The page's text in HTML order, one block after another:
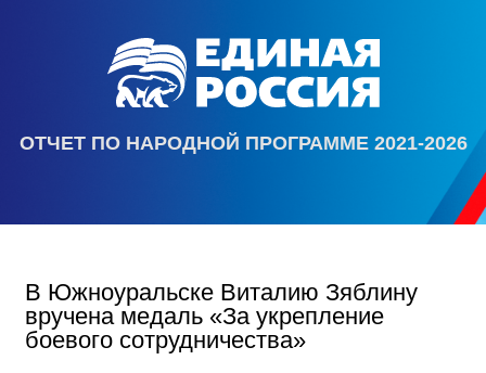
ОТЧЕТ ПО НАРОДНОЙ ПРОГРАММЕ 2021-2026
В Южноуральске Виталию Зяблину
вручена медаль «За укрепление
боевого сотрудничества»